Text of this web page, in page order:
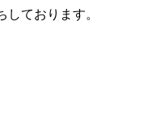
ております。